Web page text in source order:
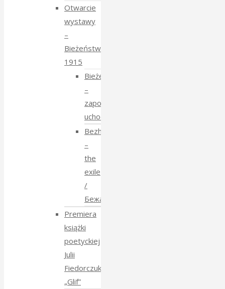
Otwarcie
wystawy
–
Bieżeństwo
1915
Bieżeństwo
–
zapomniane
uchodźstwo
Bezhenstvo
–
the
exile
/
Бежанства
Premiera
książki
poetyckiej
Julii
Fiedorczuk
„Glif”